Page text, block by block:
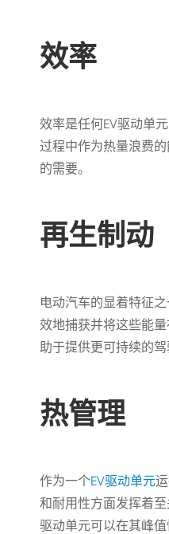
效率
效率是任何EV驱动单
过程中作为热量浪费
的需要。
再生制动
电动汽车的显着特征
效地捕获并将这些能
助于提供更可持续的驾
热管理
作为一个EV驱动单元
和耐用性方面发挥着
驱动单元可以在其峰